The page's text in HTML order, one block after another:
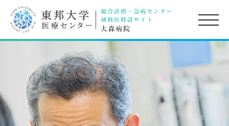
toggle